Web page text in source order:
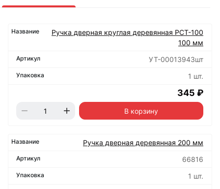
Ручка дверная круглая деревянная РСТ-100
100 мм
УТ-00013943шт
1 шт.
345 ₽
В корзину
Ручка дверная деревянная 200 мм
66816
1 шт.